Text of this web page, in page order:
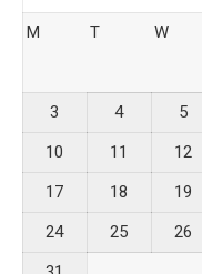
M
T W
3
4 5
10
11 12
17
18 19
24
25 26